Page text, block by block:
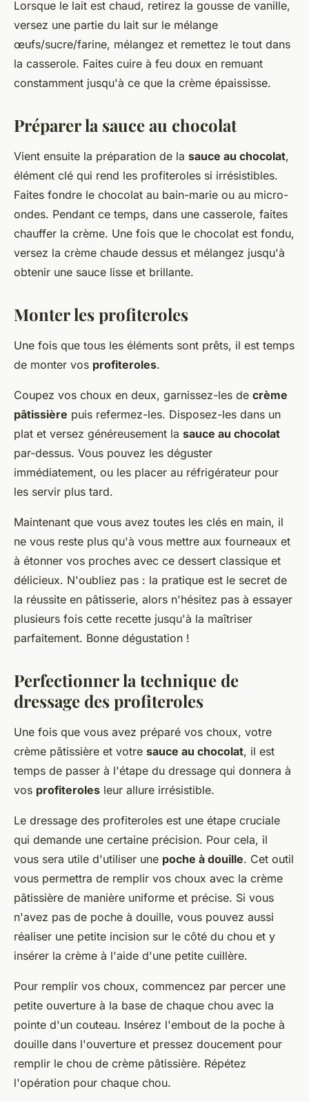
Lorsque le lait est chaud, retirez la gousse de vanille,
versez une partie du lait sur le mélange
œufs/sucre/farine, mélangez et remettez le tout dans
la casserole. Faites cuire à feu doux en remuant
constamment jusqu'à ce que la crème épaississe.
Préparer la sauce au chocolat
Vient ensuite la préparation de la sauce au chocolat,
élément clé qui rend les profiteroles si irrésistibles.
Faites fondre le chocolat au bain-marie ou au micro-
ondes. Pendant ce temps, dans une casserole, faites
chauffer la crème. Une fois que le chocolat est fondu,
versez la crème chaude dessus et mélangez jusqu'à
obtenir une sauce lisse et brillante.
Monter les profiteroles
Une fois que tous les éléments sont prêts, il est temps
de monter vos profiteroles.
Coupez vos choux en deux, garnissez-les de crème
pâtissière puis refermez-les. Disposez-les dans un
plat et versez généreusement la sauce au chocolat
par-dessus. Vous pouvez les déguster
immédiatement, ou les placer au réfrigérateur pour
les servir plus tard.
Maintenant que vous avez toutes les clés en main, il
ne vous reste plus qu'à vous mettre aux fourneaux et
à étonner vos proches avec ce dessert classique et
délicieux. N'oubliez pas : la pratique est le secret de
la réussite en pâtisserie, alors n'hésitez pas à essayer
plusieurs fois cette recette jusqu'à la maîtriser
parfaitement. Bonne dégustation !
Perfectionner la technique de
dressage des profiteroles
Une fois que vous avez préparé vos choux, votre
crème pâtissière et votre sauce au chocolat, il est
temps de passer à l'étape du dressage qui donnera à
vos profiteroles leur allure irrésistible.
Le dressage des profiteroles est une étape cruciale
qui demande une certaine précision. Pour cela, il
vous sera utile d'utiliser une poche à douille. Cet outil
vous permettra de remplir vos choux avec la crème
pâtissière de manière uniforme et précise. Si vous
n'avez pas de poche à douille, vous pouvez aussi
réaliser une petite incision sur le côté du chou et y
insérer la crème à l'aide d'une petite cuillère.
Pour remplir vos choux, commencez par percer une
petite ouverture à la base de chaque chou avec la
pointe d'un couteau. Insérez l'embout de la poche à
douille dans l'ouverture et pressez doucement pour
remplir le chou de crème pâtissière. Répétez
l'opération pour chaque chou.